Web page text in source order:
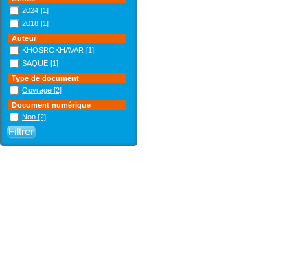
2024 [1]
2018 [1]
Auteur
KHOSROKHAVAR [1]
SAQUE [1]
Type de document
Ouvrage [2]
Document numérique
Non [2]